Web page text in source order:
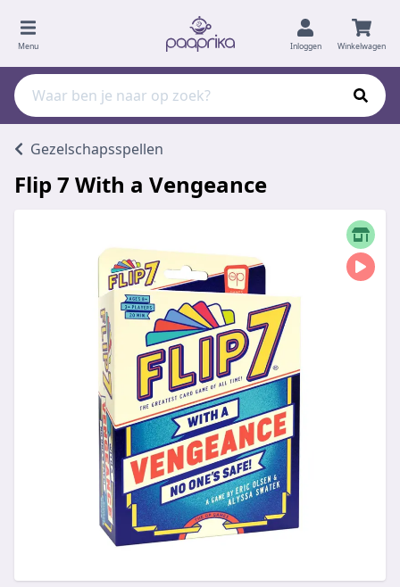
Menu Inloggen Winkelwagen
Gezelschapsspellen
Flip 7 With a Vengeance